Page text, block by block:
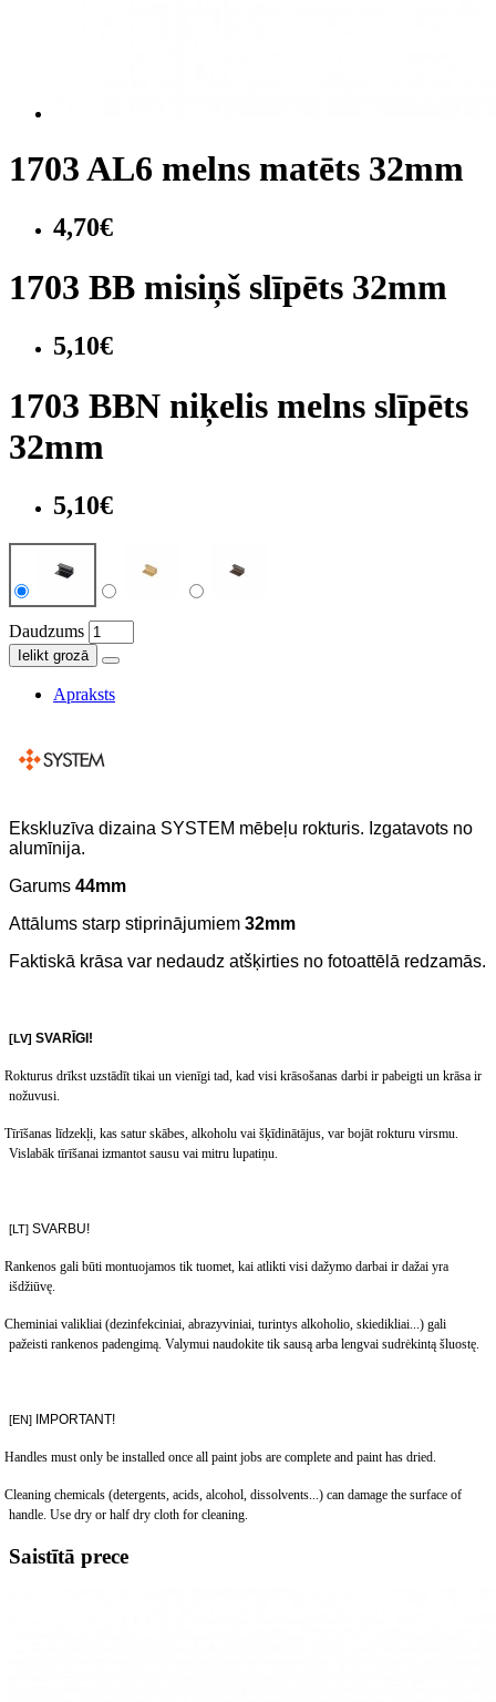
1703 AL6 melns matēts 32mm
4,70€
1703 BB misiņš slīpēts 32mm
5,10€
1703 BBN niķelis melns slīpēts
32mm
5,10€
Daudzums
Ielikt grozā
Apraksts
Ekskluzīva dizaina SYSTEM mēbeļu rokturis. Izgatavots no
alumīnija.
Garums 44mm
Attālums starp stiprinājumiem 32mm
Faktiskā krāsa var nedaudz atšķirties no fotoattēlā redzamās.
[LV] SVARĪGI !
Rokturus drīkst uzstādīt tikai un vienīgi tad, kad visi krāsošanas darbi ir pabeigti un krāsa ir
nožuvusi.
Tīrīšanas līdzekļi, kas satur skābes, alkoholu vai šķīdinātājus, var bojāt rokturu virsmu.
Vislabāk tīrīšanai izmantot sausu vai mitru lupatiņu.
[LT] SVARBU!
Rankenos gali būti montuojamos tik tuomet, kai atlikti visi dažymo darbai ir dažai yra
išdžiūvę.
Cheminiai valikliai (dezinfekciniai, abrazyviniai, turintys alkoholio, skiedikliai...) gali
pažeisti rankenos padengimą. Valymui naudokite tik sausą arba lengvai sudrėkintą šluostę.
[EN] IMPORTANT!
Handles must only be installed once all paint jobs are complete and paint has dried.
Cleaning chemicals (detergents, acids, alcohol, dissolvents...) can damage the surface of
handle. Use dry or half dry cloth for cleaning.
Saistītā prece